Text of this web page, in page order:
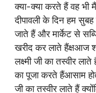
क्या-क्या करते हैं वह भी
दीपावली के दिन हम
जाते हैं और मार्केट से
खरीद कर लाते हैंक्षआज
लक्ष्मी जी का तस्वीर
का पूजा करते हैंआसाम
जी का तस्वीर लाते हैं